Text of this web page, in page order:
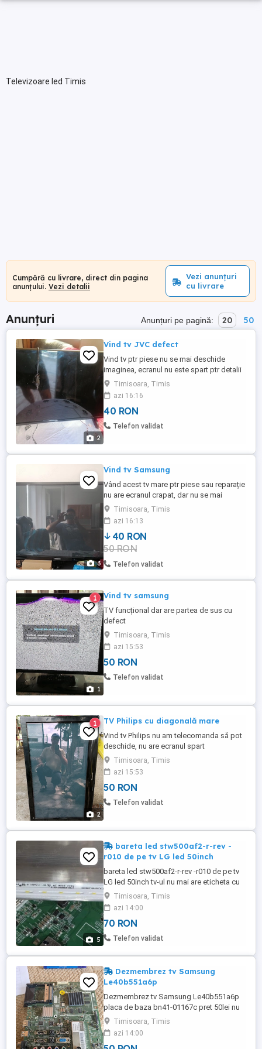
Televizoare led Timis
Cumpără cu livrare, direct din pagina
anunțului. Vezi detalii
Vezi anunțuri
cu livrare
Anunțuri Anunțuri pe pagină: 20 50
2
Vind tv JVC defect
Vind tv ptr piese nu se mai deschide
imaginea, ecranul nu este spart ptr detalii
vă rog să mă contactați mulțumesc
Timisoara, Timis
azi 16:16
40 RON
Telefon validat
3
Vind tv Samsung
Vând acest tv mare ptr piese sau reparație
nu are ecranul crapat, dar nu se mai
deschide imaginea
Timisoara, Timis
azi 16:13
40 RON
50 RON
Telefon validat
1
1 Vind tv samsung
TV funcțional dar are partea de sus cu
defect
Timisoara, Timis
azi 15:53
50 RON
Telefon validat
2
1 TV Philips cu diagonală mare
Vind tv Philips nu am telecomanda să pot
deschide, nu are ecranul spart
Timisoara, Timis
azi 15:53
50 RON
Telefon validat
5
bareta led stw500af2-r-rev -
r010 de pe tv LG led 50inch
bareta led stw500af2-r-rev -r010 de pe tv
LG led 50inch tv-ul nu mai are eticheta cu
modelul pret 70lei
Timisoara, Timis
azi 14:00
70 RON
Telefon validat
Dezmembrez tv Samsung
Le40b551a6p
Dezmembrez tv Samsung Le40b551a6p
placa de baza bn41-01167c pret 50lei nu
cunosc starea lor set 2 difuzoare bn96-
09463c 8ohm 10w pret 30lei sursa bn44-
00264c pret 50lei tcon fhd60c4lv1.1 pret
Timisoara, Timis
azi 14:00